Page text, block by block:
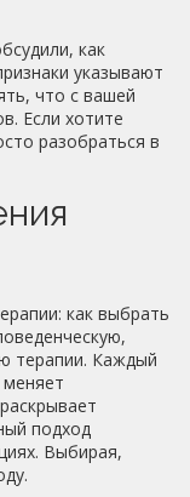
как
указывают
что с вашей
Если хотите
разобраться в
как выбрать
терапии. Каждый
подход
Выбирая,